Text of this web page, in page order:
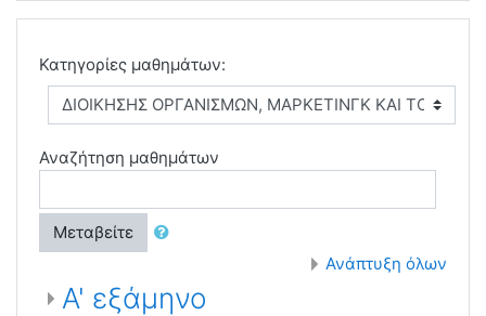
Κατηγορίες μαθημάτων:
Αναζήτηση μαθημάτων
Μεταβείτε
Ανάπτυξη όλων
Α' εξάμηνο